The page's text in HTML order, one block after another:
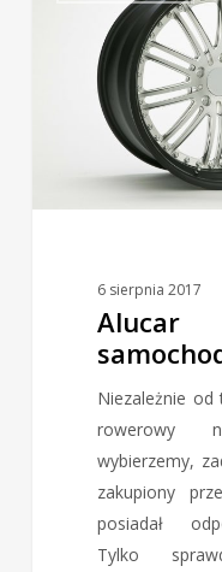
6 sierpnia 2017
Alucar
Niezależnie
rowerowy
wybierzemy,
zakupiony
posiadał
Tylko